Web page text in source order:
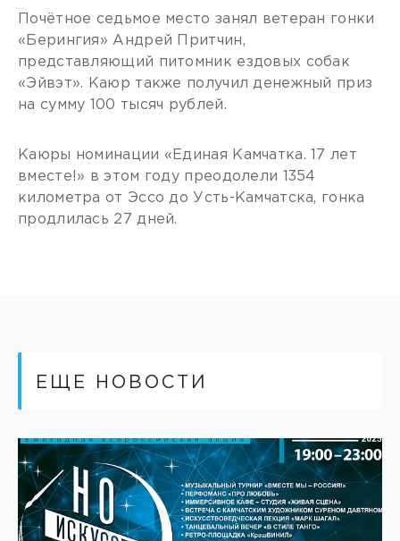
Почётное седьмое место занял ветеран гонки
«Берингия» Андрей Притчин,
представляющий питомник ездовых собак
«Эйвэт». Каюр также получил денежный приз
на сумму 100 тысяч рублей.
Каюры номинации «Единая Камчатка. 17 лет
вместе!» в этом году преодолели 1354
километра от Эссо до Усть-Камчатска, гонка
продлилась 27 дней.
ЕЩЕ НОВОСТИ